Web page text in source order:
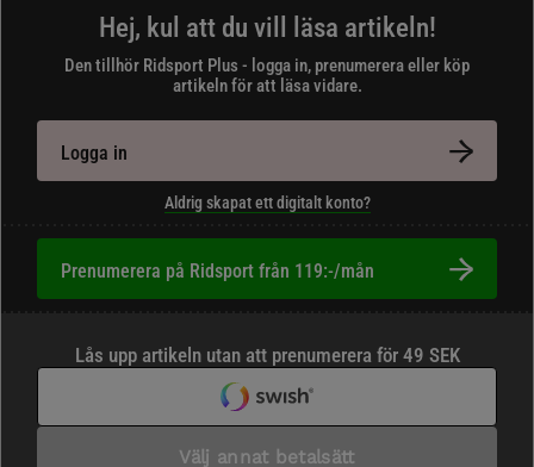
Hej, kul att du vill läsa artikeln!
Den tillhör Ridsport Plus - logga in, prenumerera eller köp
artikeln för att läsa vidare.
Logga in
Aldrig skapat ett digitalt konto?
Prenumerera på Ridsport från 119:-/mån